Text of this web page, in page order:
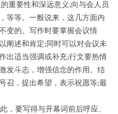
重要性和深远意义;向与会人员
等等。一般说来，这几方面内
变的。写作时要掌握会议情
阐述和肯定;同时可以对会议未
出适当强调或补充;行文要热情
发斗志，增强信念的作用。结
召，提出希望，表示祝愿等;最
，要写得与开幕词前后呼应、